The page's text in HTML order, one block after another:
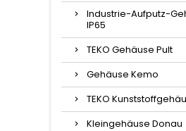
Industrie-Aufputz-
IP65
TEKO Gehäuse Pult
Gehäuse Kemo
TEKO
Kleingehäuse Donau